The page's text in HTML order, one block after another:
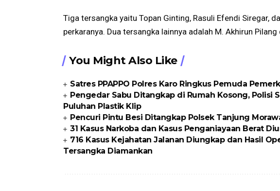
Tiga tersangka yaitu Topan Ginting, Rasuli Efendi Siregar,
perkaranya. Dua tersangka lainnya adalah M. Akhirun
You Might Also Like
Satres PPAPPO Polres Karo Ringkus Pemuda
Pengedar Sabu Ditangkap di Rumah Kosong, Polisi
Puluhan Plastik Klip
Pencuri Pintu Besi Ditangkap Polsek Tanjung
31 Kasus Narkoba dan Kasus Penganiayaan Berat
716 Kasus Kejahatan Jalanan Diungkap dan Hasil
Tersangka Diamankan